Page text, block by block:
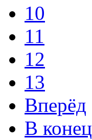
10
11
12
13
Вперёд
В конец